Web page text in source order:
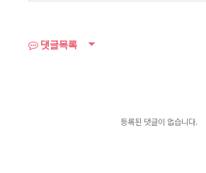
댓글목록
등록된 댓글이 없습니다.